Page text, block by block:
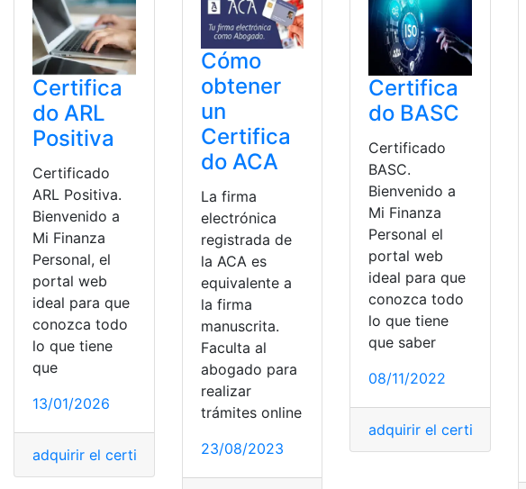
Certifica
do ARL
Positiva
Certificado
ARL Positiva.
Bienvenido a
Mi Finanza
Personal, el
portal web
ideal para que
conozca todo
lo que tiene
que
13/01/2026
adquirir el certificado ,Certificado, certificado ACA,certificado ACCV
Cómo
obtener
un
Certifica
do ACA
La firma
electrónica
registrada de
la ACA es
equivalente a
la firma
manuscrita.
Faculta al
abogado para
realizar
trámites online
23/08/2023
Certifica
do BASC
Certificado
BASC.
Bienvenido a
Mi Finanza
Personal el
portal web
ideal para que
conozca todo
lo que tiene
que saber
08/11/2022
adquirir el certificado